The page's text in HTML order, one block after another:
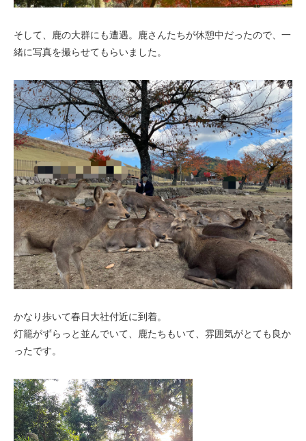
そして、鹿の大群にも遭遇。鹿さんたちが休憩中だったので、一
緒に写真を撮らせても らいました。
かなり歩いて春日大社付近に到着。
灯籠がずらっと並んでいて、鹿たちもいて、雰囲気がとても良か
ったです。